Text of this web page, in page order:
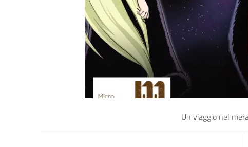
Un viaggio nel